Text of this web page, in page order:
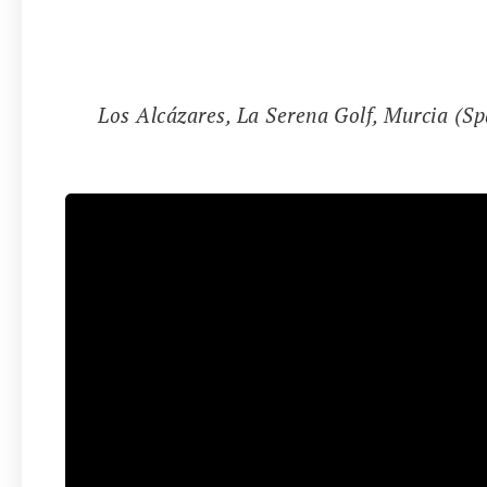
📍Los Alcázares, La Serena Golf, Murcia